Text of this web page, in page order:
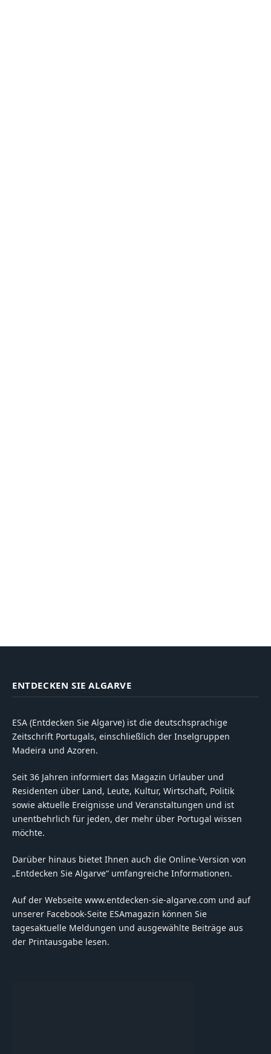
ENTDECKEN SIE ALGARVE
ESA (Entdecken Sie Algarve) ist die deutschsprachige
Zeitschrift Portugals, einschließlich der Inselgruppen
Madeira und Azoren.
Seit 36 Jahren informiert das Magazin Urlauber und
Residenten über Land, Leute, Kultur, Wirtschaft, Politik
sowie aktuelle Ereignisse und Veranstaltungen und ist
unentbehrlich für jeden, der mehr über Portugal wissen
möchte.
Darüber hinaus bietet Ihnen auch die Online-Version von
„Entdecken Sie Algarve“ umfangreiche Informationen.
Auf der Webseite www.entdecken-sie-algarve.com und auf
unserer Facebook-Seite ESAmagazin können Sie
tagesaktuelle Meldungen und ausgewählte Beiträge aus
der Printausgabe lesen.